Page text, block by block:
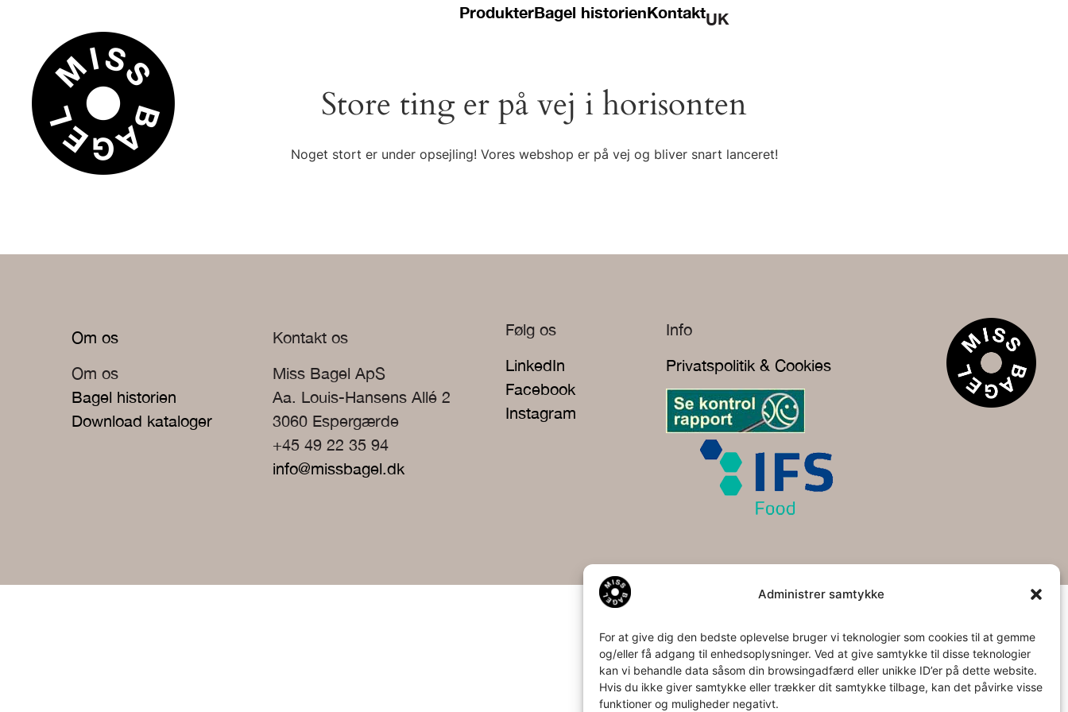
Administrer samtykke
For at give dig den bedste oplevelse bruger vi teknologier som cookies til at gemme
og/eller få adgang til enhedsoplysninger. Ved at give samtykke til disse teknologier
kan vi behandle data såsom din browsingadfærd eller unikke ID’er på dette website.
Hvis du ikke giver samtykke eller trækker dit samtykke tilbage, kan det påvirke visse
funktioner og muligheder negativt.
ProdukterBagel historienKontaktUK
Store ting er på vej i horisonten
Noget stort er under opsejling! Vores webshop er på vej og bliver snart lanceret!
Om os
Om os
Bagel historien
Download kataloger
Kontakt os
Miss Bagel ApS
Aa. Louis-Hansens Allé 2
3060 Espergærde
+45 49 22 35 94
info@missbagel.dk
Følg os
LinkedIn
Facebook
Instagram
Info
Privatspolitik & Cookies